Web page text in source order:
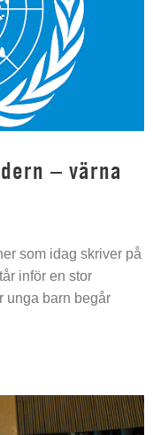
– värna
som idag skriver på
inför en stor
unga barn begår